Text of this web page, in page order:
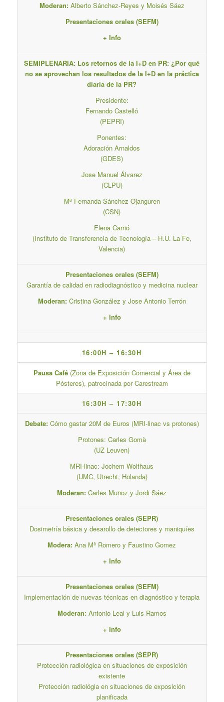
Moderan:Alberto Sánchez-Reyes y Moisés Sáez
Presentaciones orales (SEFM)
+ Info
SEMIPLENARIA: Los retornos de la I+D en PR: ¿Por qué
no se aprovechan los resultados de la I+D en la práctica
diaria de la PR?
Presidente:
Fernando Castelló
(PEPRI)
Ponentes:
Adoración Arnaldos
(GDES)
Jose Manuel Álvarez
(CLPU)
Mª Fernanda Sánchez Ojanguren
(CSN)
Elena Carrió
(Instituto de Transferencia de Tecnología – H.U. La Fe,
Valencia)
Presentaciones orales (SEFM)
Garantía de calidad en radiodiagnóstico y medicina nuclear
Moderan:Cristina González y Jose Antonio Terrón
+ Info
16:00H – 16:30H
Pausa Café(Zona de Exposición Comercial y Área de
Pósteres), patrocinada por Carestream
16:30H – 17:30H
Debate:Cómo gastar 20M de Euros (MRI-linac vs protones)
Protones: Carles Gomà
(UZ Leuven)
MRI-linac: Jochem Wolthaus
(UMC, Utrecht, Holanda)
Moderan: Carles Muñoz y Jordi Sáez
Presentaciones orales (SEPR)
Dosimetría básica y desarollo de detectores y maniquíes
Modera: Ana Mª Romero y Faustino Gomez
+ Info
Presentaciones orales (SEFM)
Implementación de nuevas técnicas en diagnóstico y terapia
Moderan:Antonio Leal y Luis Ramos
+ Info
Presentaciones orales (SEPR)
Protección radiológica en situaciones de exposición
existente
Protección radiológia en situaciones de exposición
planificada